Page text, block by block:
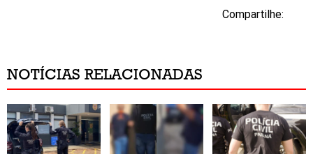
Compartilhe:
NOTÍCIAS RELACIONADAS